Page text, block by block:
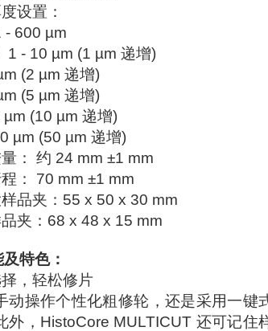
设置：
- 600 µm
1 - 10 µm (1 µm 递增)
(2 µm 递增)
(5 µm 递增)
µm (10 µm 递增)
µm (50 µm 递增)
： 约 24 mm ±1 mm
： 70 mm ±1 mm
品夹：55 x 50 x 30 mm
夹：68 x 48 x 15 mm
及特色：
，轻松修片
动操作个性化粗修轮，还是采用一
外，HistoCore MULTICUT 还可记住